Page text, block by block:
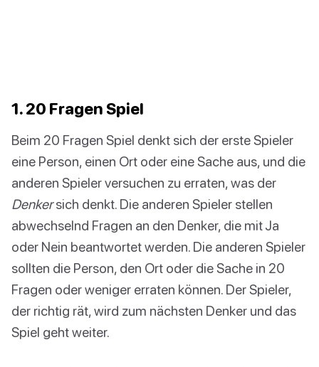
1. 20 Fragen Spiel
Beim 20 Fragen Spiel denkt sich der erste Spieler
eine Person, einen Ort oder eine Sache aus, und die
anderen Spieler versuchen zu erraten, was der
Denkersich denkt. Die anderen Spieler stellen
abwechselnd Fragen an den Denker, die mit Ja
oder Nein beantwortet werden. Die anderen Spieler
sollten die Person, den Ort oder die Sache in 20
Fragen oder weniger erraten können. Der Spieler,
der richtig rät, wird zum nächsten Denker und das
Spiel geht weiter.